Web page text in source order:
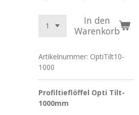
In den
Warenkorb
Artikelnummer: OptiTilt10-
1000
Profiltieflöffel Opti Tilt-
1000mm